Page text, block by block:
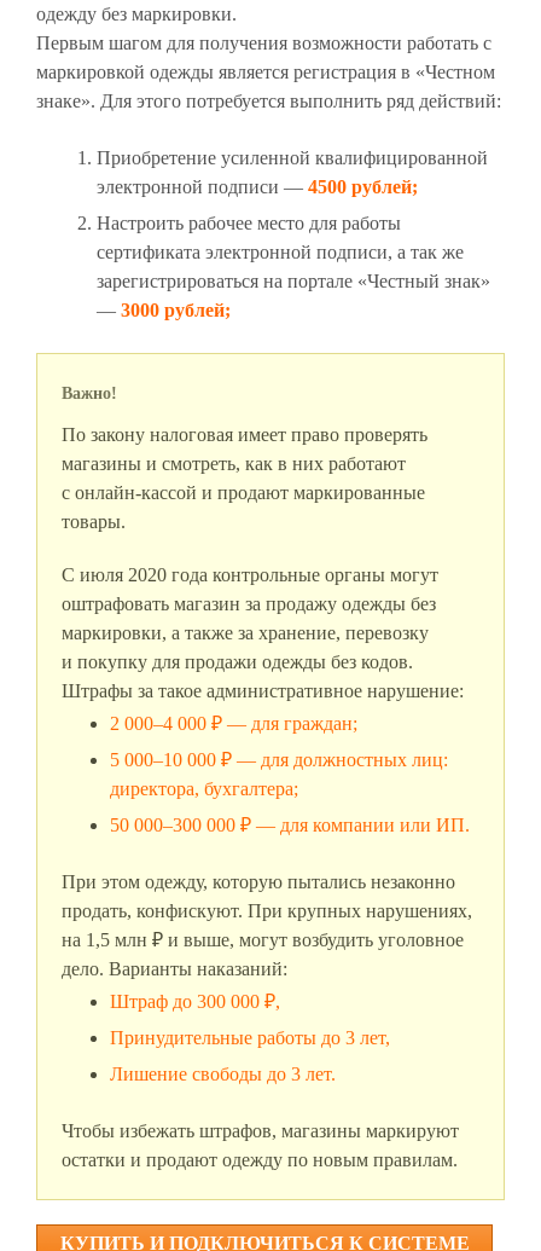
одежду без маркировки.
Первым шагом для получения возможности работать с
маркировкой одежды является регистрация в «Честном
знаке». Для этого потребуется выполнить ряд действий:
Приобретение усиленной квалифицированной
электронной подписи — 4500 рублей;
Настроить рабочее место для работы
сертификата электронной подписи, а так же
зарегистрироваться на портале «Честный знак»
— 3000 рублей;
Важно!
По закону налоговая имеет право проверять
магазины и смотреть, как в них работают
с онлайн-кассой и продают маркированные
товары.
С июля 2020 года контрольные органы могут
оштрафовать магазин за продажу одежды без
маркировки, а также за хранение, перевозку
и покупку для продажи одежды без кодов.
Штрафы за такое административное нарушение:
2 000–4 000 ₽ — для граждан;
5 000–10 000 ₽ — для должностных лиц:
директора, бухгалтера;
50 000–300 000 ₽ — для компании или ИП.
При этом одежду, которую пытались незаконно
продать, конфискуют. При крупных нарушениях,
на 1,5 млн ₽ и выше, могут возбудить уголовное
дело. Варианты наказаний:
Штраф до 300 000 ₽,
Принудительные работы до 3 лет,
Лишение свободы до 3 лет.
Чтобы избежать штрафов, магазины маркируют
остатки и продают одежду по новым правилам.
КУПИТЬ И ПОДКЛЮЧИТЬСЯ К СИСТЕМЕ